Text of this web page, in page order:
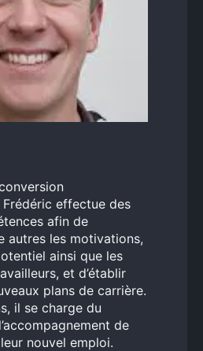
effectue des
afin de
autres les motivations,
ainsi que les
et d’établir
plans de carrière.
il se charge du
de
nouvel emploi.